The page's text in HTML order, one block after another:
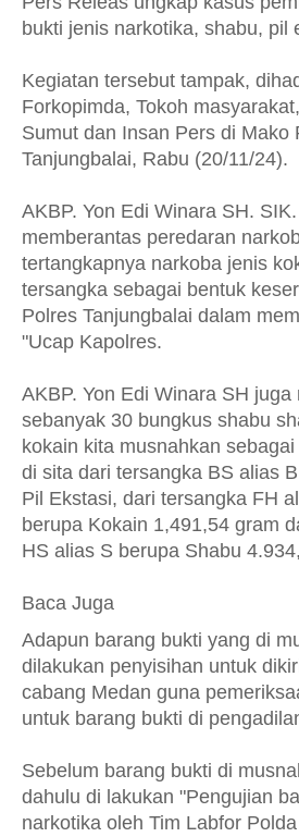
bukti jenis narkotika, shabu, pil
Kegiatan tersebut tampak,
Forkopimda, Tokoh
Sumut dan Insan Pers di Mako
Tanjungbalai, Rabu (20/11/24).
AKBP. Yon Edi Winara SH.
memberantas peredaran
tertangkapnya narkoba jenis
tersangka sebagai bentuk
Polres Tanjungbalai dalam
"Ucap Kapolres.
AKBP. Yon Edi Winara SH juga
sebanyak 30 bungkus shabu
kokain kita musnahkan
di sita dari tersangka BS alias
Pil Ekstasi, dari tersangka FH
berupa Kokain 1,491,54 gram
HS alias S berupa Shabu
Baca Juga
Adapun barang bukti yang di
dilakukan penyisihan untuk
cabang Medan guna
untuk barang bukti di
Sebelum barang bukti di
dahulu di lakukan "Pengujian
narkotika oleh Tim Labfor